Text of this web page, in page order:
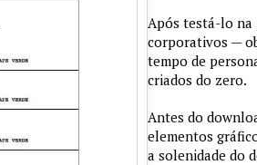
Após testá-lo na
corporativos —
tempo de
criados do zero.
Antes do
elementos
a solenidade do